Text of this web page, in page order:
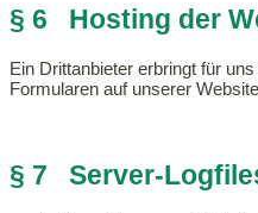
§ 6 Hosting der
Ein Drittanbieter erbringt für
Formularen auf unserer
§ 7 Server-